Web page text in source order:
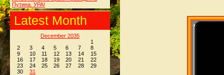
Путина. УРА!
Latest Month
December 2035
1
2
3 4 5 6 7
8
9
10 11 12 13 14
15
16
17 18 19 20 21
22
23
24 25 26 27 28
29
30
31